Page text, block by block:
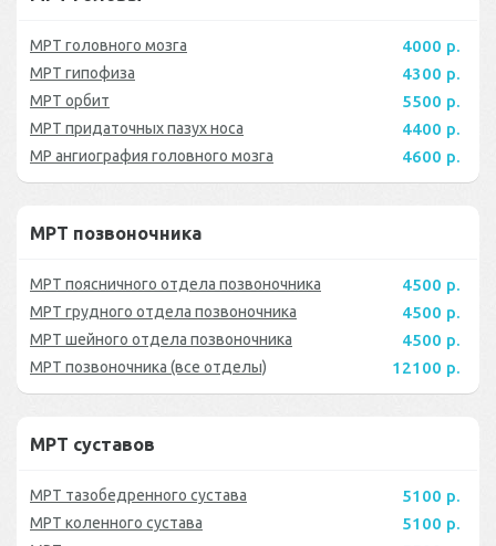
МРТ головного мозга 4000 р.
МРТ гипофиза 4300 р.
МРТ орбит 5500 р.
МРТ придаточных пазух носа 4400 р.
МР ангиография головного мозга 4600 р.
МРТ позвоночника
МРТ поясничного отдела позвоночника 4500 р.
МРТ грудного отдела позвоночника 4500 р.
МРТ шейного отдела позвоночника 4500 р.
МРТ позвоночника (все отделы) 12100 р.
МРТ суставов
МРТ тазобедренного сустава 5100 р.
МРТ коленного сустава 5100 р.